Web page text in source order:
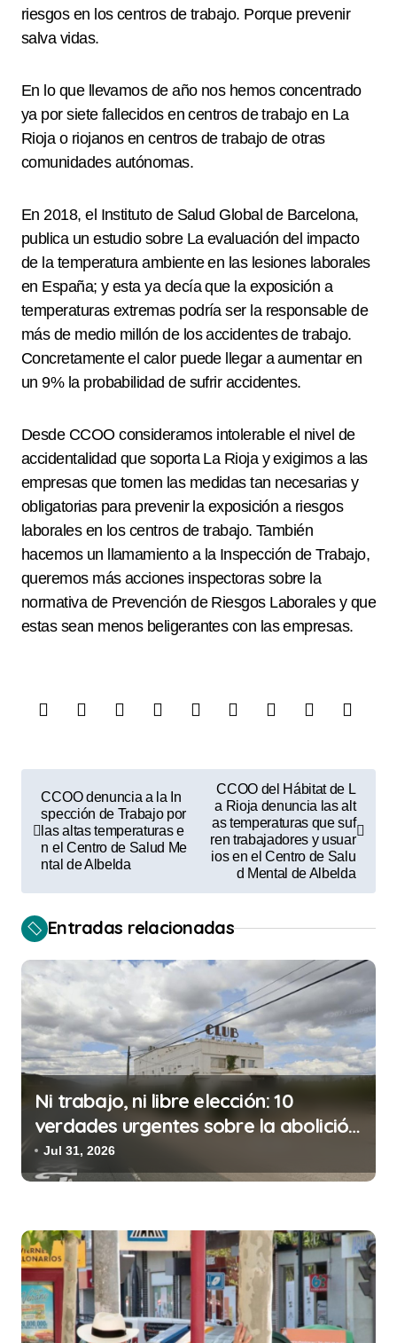
riesgos en los centros de trabajo. Porque prevenir
salva vidas.
En lo que llevamos de año nos hemos concentrado
ya por siete fallecidos en centros de trabajo en La
Rioja o riojanos en centros de trabajo de otras
comunidades autónomas.
En 2018, el Instituto de Salud Global de Barcelona,
publica un estudio sobre La evaluación del impacto
de la temperatura ambiente en las lesiones laborales
en España; y esta ya decía que la exposición a
temperaturas extremas podría ser la responsable de
más de medio millón de los accidentes de trabajo.
Concretamente el calor puede llegar a aumentar en
un 9% la probabilidad de sufrir accidentes.
Desde CCOO consideramos intolerable el nivel de
accidentalidad que soporta La Rioja y exigimos a las
empresas que tomen las medidas tan necesarias y
obligatorias para prevenir la exposición a riesgos
laborales en los centros de trabajo. También
hacemos un llamamiento a la Inspección de Trabajo,
queremos más acciones inspectoras sobre la
normativa de Prevención de Riesgos Laborales y que
estas sean menos beligerantes con las empresas.
g
a
c
i
ó
n
d
e
n
a
d
a
CCOO denuncia a la In
spección de Trabajo por
las altas temperaturas e
n el Centro de Salud Me
ntal de Albelda
CCOO del Hábitat de L
a Rioja denuncia las alt
as temperaturas que suf
ren trabajadores y usuar
ios en el Centro de Salu
d Mental de Albelda
Entradas relacionadas
Ni trabajo, ni libre elección: 10
verdades urgentes sobre la abolición
de la prostitución
Jul 31, 2026